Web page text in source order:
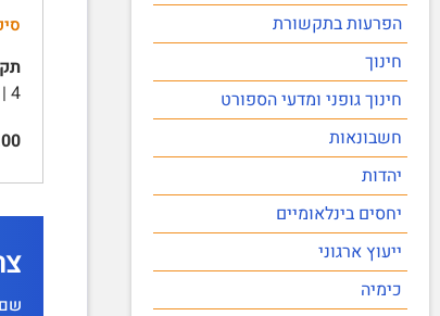
הפרעות בתקשורת
חינוך
חינוך גופני ומדעי הספורט
חשבונאות
יהדות
יחסים בינלאומיים
ייעוץ ארגוני
כימיה
4 | תאונות דרכים: 5 | דוחות תנועה: 6 | מה יעשה אדם שטרם קיבל תשובה על בקשות ששלח במהלך 30 …